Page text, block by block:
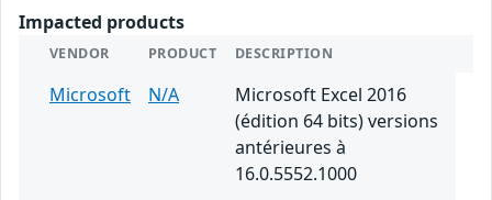
Impacted products
VENDOR PRODUCT DESCRIPTION
Microsoft N/A
Microsoft Excel 2016
(édition 64 bits) versions
antérieures à
16.0.5552.1000